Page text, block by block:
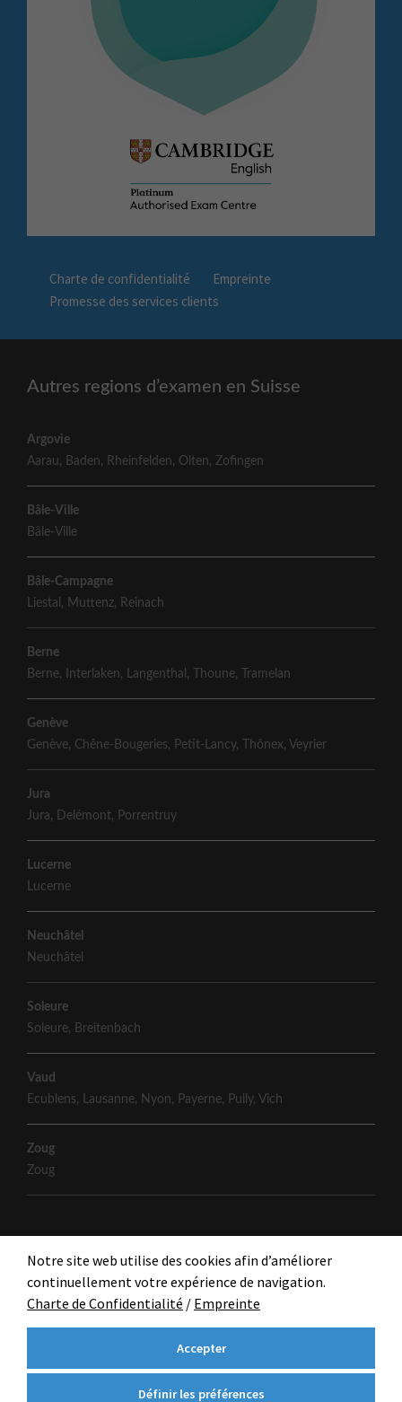
Charte de confidentialité
Empreinte
Promesse des services clients
Autres regions d’examen en Suisse
Argovie
Aarau, Baden, Rheinfelden, Olten,Zofingen
Bâle-Ville
Bâle-Ville
Bâle-Campagne
Liestal , Muttenz, Reinach
Berne
Berne, Interlaken, Langenthal , Thoune, Tramelan
Genève
Genève, Chêne-Bougeries, Petit-Lancy, Thônex, Veyrier
Jura
Jura, Delémont, Porrentruy
Lucerne
Lucerne
Neuchâtel
Neuchâtel
Soleure
Soleure, Breitenbach
Vaud
Ecublens, Lausanne, Nyon, Payerne, Pully, Vich
Zoug
Zoug
Notre site web utilise des cookies afin d’améliorer
continuellement votre expérience de navigation.
Charte de Confidentialité / Empreinte
Accepter
Définir les préférences